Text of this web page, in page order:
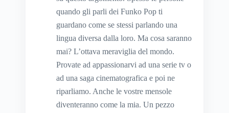
quando gli parli dei Funko Pop ti
guardano come se stessi parlando una
lingua diversa dalla loro. Ma cosa saranno
mai? L’ottava meraviglia del mondo.
Provate ad appassionarvi ad una serie tv o
ad una saga cinematografica e poi ne
riparliamo. Anche le vostre mensole
diventeranno come la mia. Un pezzo